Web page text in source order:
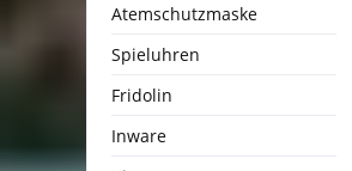
Atemschutzmaske
Spieluhren
Fridolin
Inware